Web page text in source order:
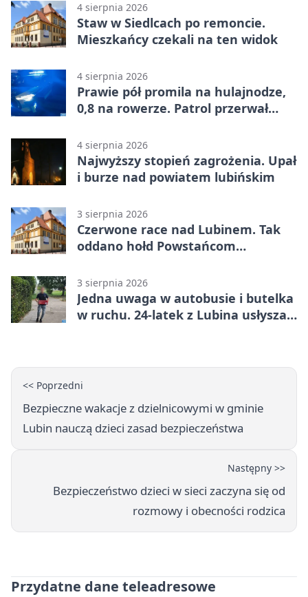
4 sierpnia 2026
Staw w Siedlcach po remoncie.
Mieszkańcy czekali na ten widok
4 sierpnia 2026
Prawie pół promila na hulajnodze,
0,8 na rowerze. Patrol przerwał
4 sierpnia 2026
Najwyższy stopień zagrożenia. Upał
i burze nad powiatem lubińskim
3 sierpnia 2026
Czerwone race nad Lubinem. Tak
oddano hołd Powstańcom
3 sierpnia 2026
Jedna uwaga w autobusie i butelka
w ruchu. 24-latek z Lubina usłyszał
<< Poprzedni
Bezpieczne wakacje z dzielnicowymi w gminie
Lubin nauczą dzieci zasad bezpieczeństwa
Następny >>
Bezpieczeństwo dzieci w sieci zaczyna się od
rozmowy i obecności rodzica
Przydatne dane teleadresowe